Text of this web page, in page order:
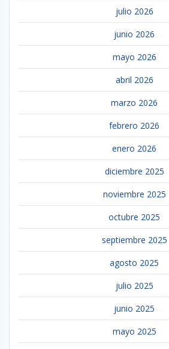
julio 2026
junio 2026
mayo 2026
abril 2026
marzo 2026
febrero 2026
enero 2026
diciembre 2025
noviembre 2025
octubre 2025
septiembre 2025
agosto 2025
julio 2025
junio 2025
mayo 2025